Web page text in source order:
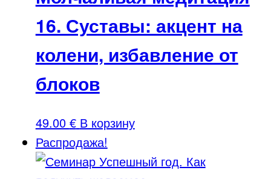
наполнение
энергией.
16. Суставы: акцент на
колени, избавление от
блоков
49.00 € В корзину
Распродажа!